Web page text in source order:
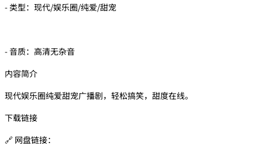
- 类型：现代/娱乐圈/纯爱/甜宠
- 音质：高清无杂音
内容简介
现代娱乐圈纯爱甜宠广播剧，轻松搞笑，甜度在线。
下载链接
🔗 网盘链接：